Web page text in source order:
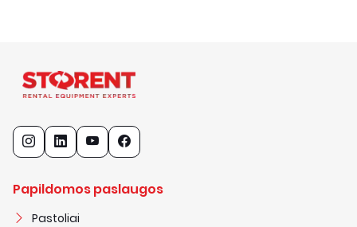
Papildomos paslaugos
Pastoliai